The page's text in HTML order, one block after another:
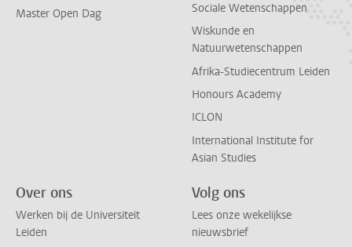
Master Open Dag
Sociale Wetenschappen
Wiskunde en
Natuurwetenschappen
Afrika-Studiecentrum Leiden
Honours Academy
ICLON
International Institute for
Asian Studies
Over ons
Werken bij de Universiteit
Leiden
Volg ons
Lees onze wekelijkse
nieuwsbrief